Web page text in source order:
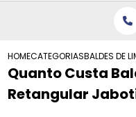
HOMECATEGORIASBALDES DE
Quanto Custa
Retangular